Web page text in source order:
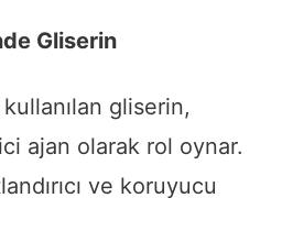
Gliserin
gliserin,
ajan olarak rol oynar.
ve koruyucu